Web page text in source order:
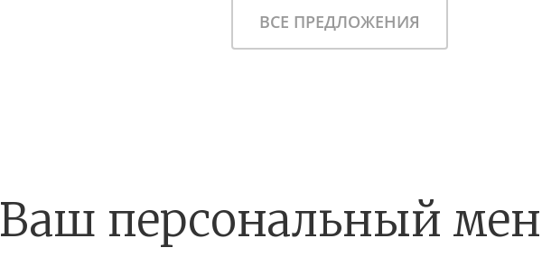
ВСЕ ПРЕДЛОЖЕНИЯ
Ваш персональный